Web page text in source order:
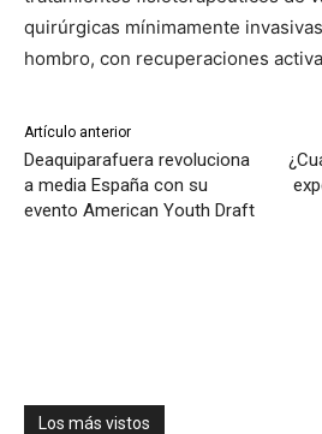
quirúrgicas mínimamente
hombro, con recuperaciones
Artículo anterior
Deaquiparafuera revoluciona
a media España con su
evento American Youth Draft
Los más vistos